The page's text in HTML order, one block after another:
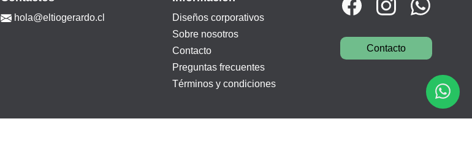
hola@eltiogerardo.cl
Diseños corporativos
Sobre nosotros
Contacto
Preguntas frecuentes
Términos y condiciones
Contacto